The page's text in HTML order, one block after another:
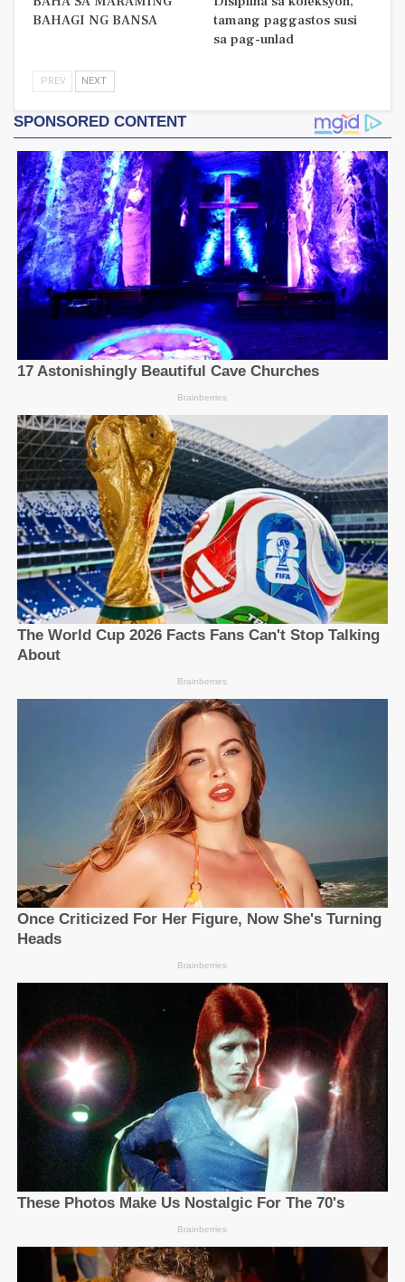
BAHAGI NG BANSA
tamang paggastos susi
sa pag-unlad
PREV NEXT